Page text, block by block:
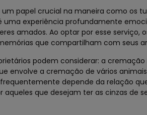
papel crucial na maneira como os
experiência profundamente
amados. Ao optar por esse serviço,
que compartilham com seus
podem considerar: a cremação
envolve a cremação de vários
depende da relação
que desejam ter as cinzas de